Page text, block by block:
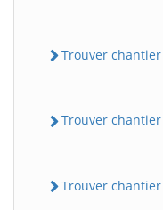
Trouver chantier
Trouver chantier
Trouver chantier